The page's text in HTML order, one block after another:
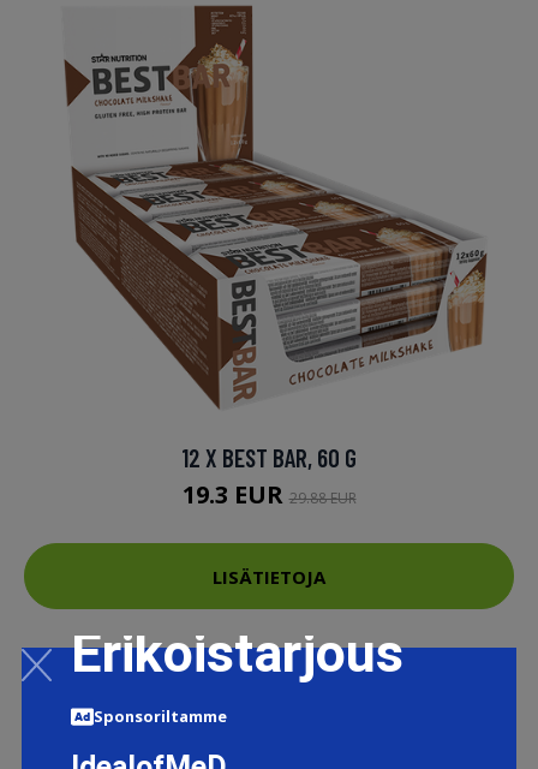
12 X BEST BAR, 60 G
19.3 EUR29.88 EUR
LISÄTIETOJA
Erikoistarjous
Sponsoriltamme